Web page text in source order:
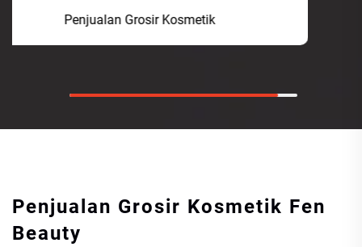
Penjualan Grosir Kosmetik Fen
Beauty